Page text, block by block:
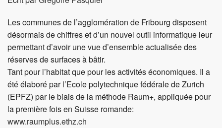
Les communes de l’agglomération de Fribourg disposent
désormais de chiffres et d’un nouvel outil informatique leur
permettant d’avoir une vue d’ensemble actualisée des
réserves de surfaces à bâtir.
Tant pour l’habitat que pour les activités économiques. Il a
été élaboré par l’Ecole polytechnique fédérale de Zurich
(EPFZ) par le biais de la méthode Raum+, appliquée pour
la première fois en Suisse romande:
www.raumplus.ethz.ch